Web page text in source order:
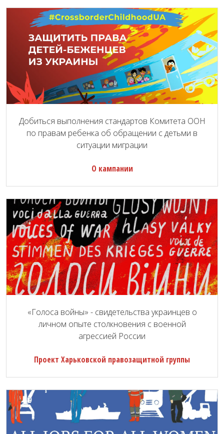
Добиться выполнения стандартов Комитета ООН
по правам ребенка об обращении с детьми в
ситуации миграции
О кампании
«Голоса войны» - свидетельства украинцев о
личном опыте столкновения с военной
агрессией России
Проект Харьковской правозащитной группы